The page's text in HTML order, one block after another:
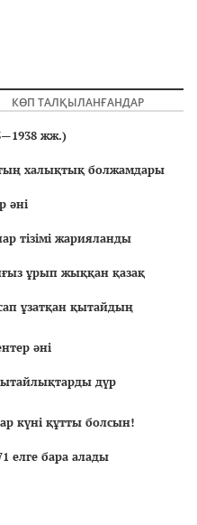
КӨП ТАЛҚЫЛАНҒАНДАР
жж.)
халықтық болжамдары
әні
тізімі жарияланды
ұрып жыққан қазақ
ұзатқан қытайдың
әні
дүр
күні құтты болсын!
елге бара алады